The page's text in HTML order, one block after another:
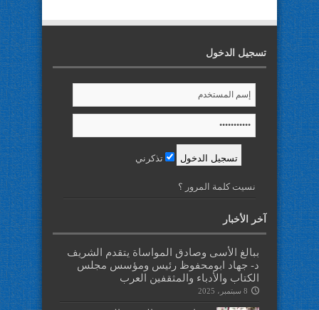
تسجيل الدخول
تذكرني
نسيت كلمة المرور ؟
آخر الأخبار
ببالغ الأسى وصادق المواساة يتقدم الشريف
د- جهاد ابومحفوظ رئيس ومؤسس مجلس
الكتاب والأدباء والمثقفين العرب
8 سبتمبر، 2025